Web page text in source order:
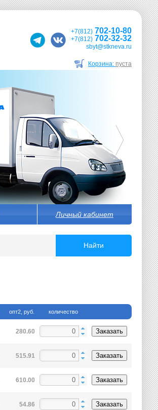
+7(812) 702-10-80
+7(812) 702-32-32
sbyt@stkneva.ru
Корзина: пуста
Личный кабинет
Найти
опт2, руб. количество
280.60 Заказать
515.91 Заказать
610.00 Заказать
54.86 Заказать